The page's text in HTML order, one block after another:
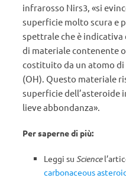
infrarosso Nirs3, «si
superficie molto scura e
spettrale che è
di materiale contenente
costituito da un atomo
(OH). Questo materiale
superficie dell’asteroide
lieve abbondanza».
Per saperne di più:
Leggi su Science
carbonaceous